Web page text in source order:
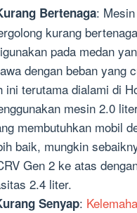
Bertenaga:
kurang
pada medan
dengan beban yang
ini terutama dialami di
mesin 2.0
membutuhkan mobil
baik, mungkin
Gen 2 ke atas
2.4 liter.
Senyap: